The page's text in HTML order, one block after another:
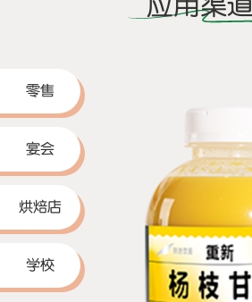
零售
宴会
烘焙店
学校